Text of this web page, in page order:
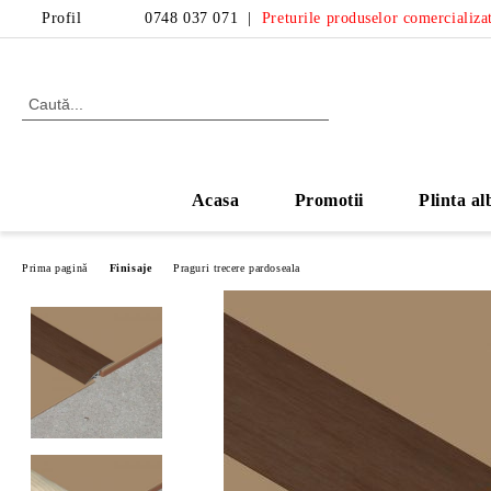
Profil 0748 037 071 Preturile produselor
Acasa Promotii Plinta
Prima pagină Finisaje Praguri trecere pardoseala